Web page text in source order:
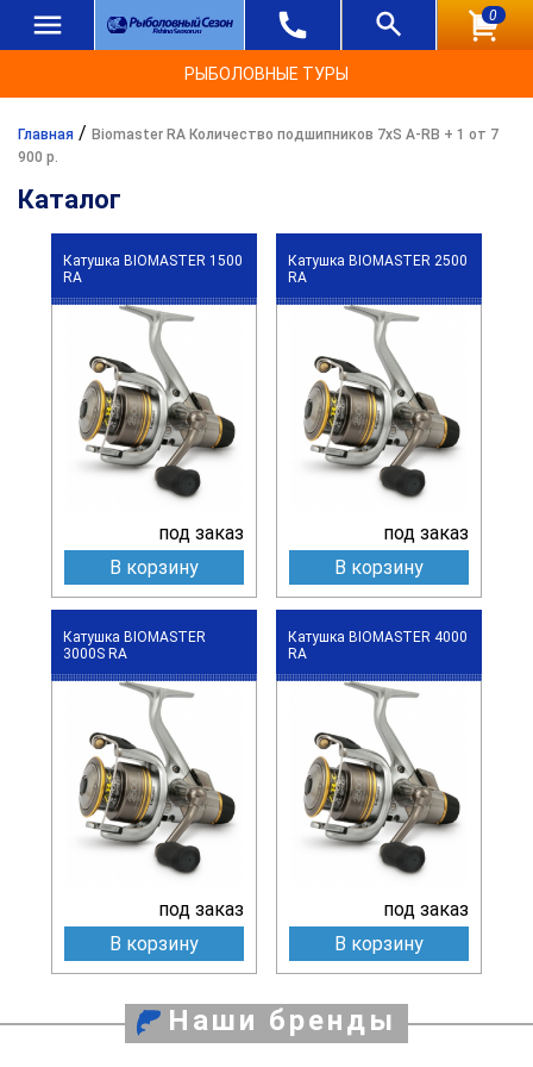
0
РЫБОЛОВНЫЕ ТУРЫ
Главная / Biomaster RA Количество подшипников 7xS A-RB + 1 от 7
900 р.
Каталог
Катушка BIOMASTER 1500
RA
под заказ
В корзину
Катушка BIOMASTER 2500
RA
под заказ
В корзину
Катушка BIOMASTER
3000S RA
под заказ
В корзину
Катушка BIOMASTER 4000
RA
под заказ
В корзину
Наши бренды